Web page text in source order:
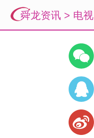
舜龙资讯 > 电视